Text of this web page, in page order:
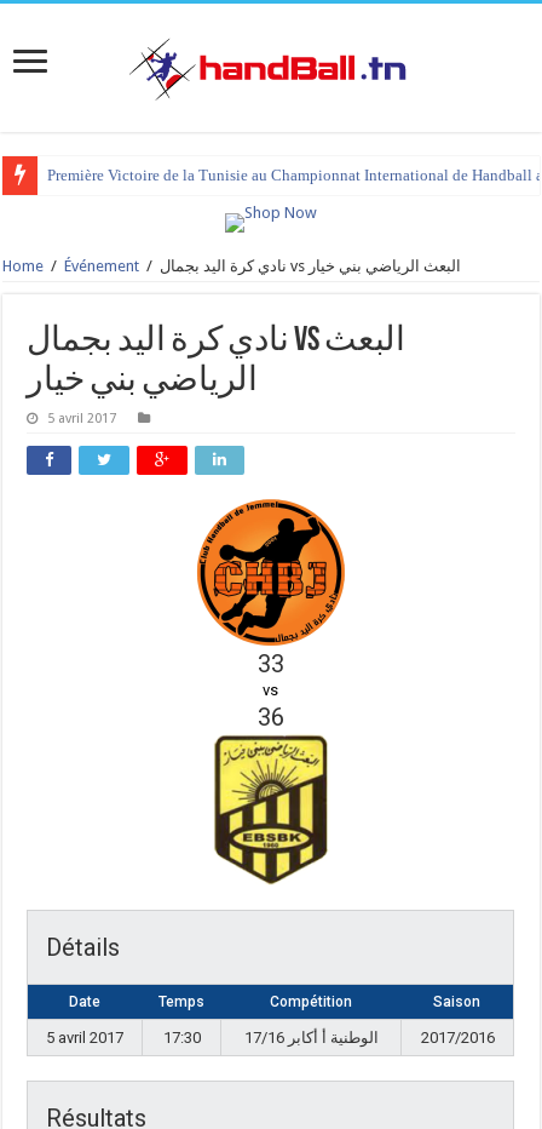
Première Victoire de la Tunisie au Championnat International de Handball
Home / Événement / نادي كرة اليد بجمال vs البعث الرياضي بني خيار
نادي كرة اليد بجمال vs البعث
الرياضي بني خيار
5 avril 2017
33
vs
36
Détails
Date Temps Compétition Saison
5 avril 2017 17:30 17/16 الوطنية أ أكابر 2017/2016
Résultats